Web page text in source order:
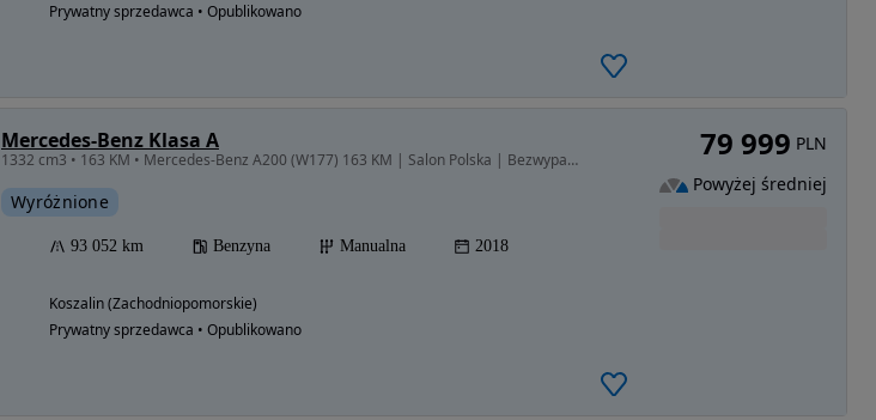
Prywatny sprzedawca • Opublikowano
Mercedes-Benz Klasa A
1332 cm3 • 163 KM • Mercedes-Benz A200 (W177) 163 KM | Salon Polska | Bezwypadkowy | LED H
Wyróżnione
93 052 km Benzyna Manualna 2018
Koszalin (Zachodniopomorskie)
Prywatny sprzedawca • Opublikowano
79 999 PLN
Powyżej średniej